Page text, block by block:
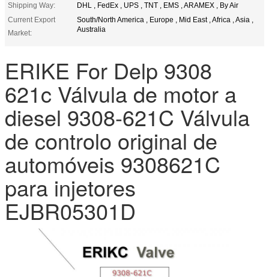
Shipping Way:
DHL , FedEx , UPS , TNT , EMS , ARAMEX , By Air
Current Export
Market:
South/North America , Europe , Mid East , Africa , Asia ,
Australia
ERIKE For Delp 9308
621c Válvula de motor a
diesel 9308-621C Válvula
de controlo original de
automóveis 9308621C
para injetores
EJBR05301D